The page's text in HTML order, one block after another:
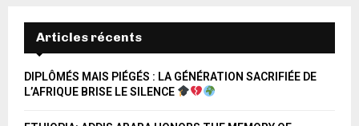
Articles récents
DIPLÔMÉS MAIS PIÉGÉS : LA GÉNÉRATION SACRIFIÉE DE
L’AFRIQUE BRISE LE SILENCE